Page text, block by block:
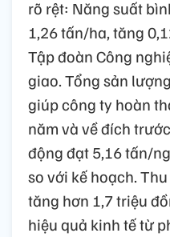
rõ rệt: Năng suất
1,26 tấn/ha, tăng
Tập đoàn Công
giao. Tổng sản
giúp công ty hoàn
năm và về đích
động đạt 5,16 tấn/
so với kế hoạch.
tăng hơn 1,7 triệu
hiệu quả kinh tế từ